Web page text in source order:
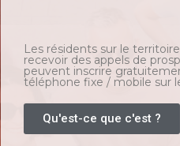
Les résidents sur le
recevoir des appels de
peuvent inscrire
téléphone fixe / mobile sur
Qu'est-ce que c'est ?